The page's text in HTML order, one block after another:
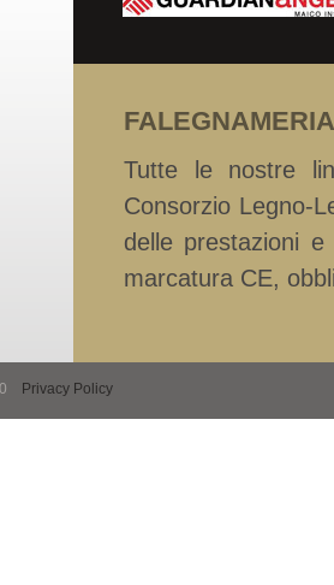
FALEGNAMERIA
Tutte le nostre
Consorzio Legno-
delle prestazioni
marcatura CE,
Privacy Policy